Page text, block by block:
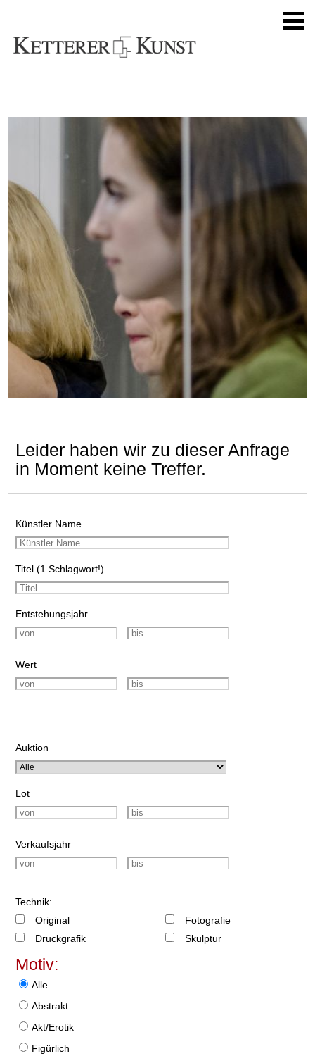
Leider haben wir zu dieser Anfrage
in Moment keine Treffer.
Künstler Name
Titel (1 Schlagwort!)
Entstehungsjahr
Wert
Auktion
Lot
Verkaufsjahr
Technik:
Original
Druckgrafik
Fotografie
Skulptur
Motiv:
Alle
Abstrakt
Akt/Erotik
Figürlich